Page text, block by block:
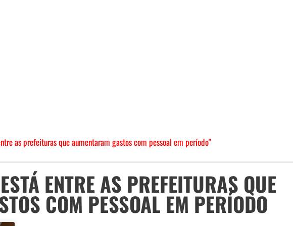
as prefeituras que aumentaram gastos com pessoal em período"
ENTRE AS PREFEITURAS QUE
COM PESSOAL EM PERÍODO